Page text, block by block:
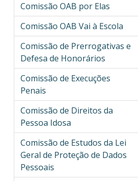
Comissão OAB por Elas
Comissão OAB Vai à Escola
Comissão de Prerrogativas e
Defesa de Honorários
Comissão de Execuções
Penais
Comissão de Direitos da
Pessoa Idosa
Comissão de Estudos da Lei
Geral de Proteção de Dados
Pessoais